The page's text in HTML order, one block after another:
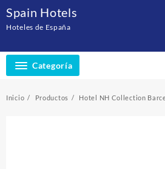
contenido
Spain Hotels
Hoteles de España
Categoría
Inicio Productos Hotel NH Collection